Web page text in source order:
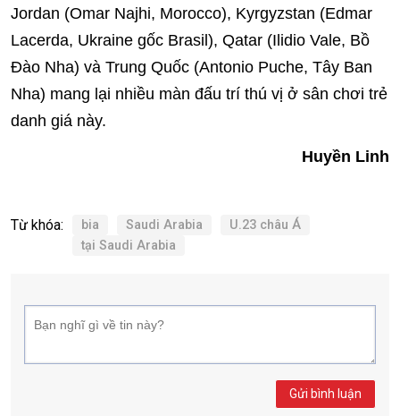
Jordan (Omar Najhi, Morocco), Kyrgyzstan (Edmar
Lacerda, Ukraine gốc Brasil), Qatar (Ilidio Vale, Bồ
Đào Nha) và Trung Quốc (Antonio Puche, Tây Ban
Nha) mang lại nhiều màn đấu trí thú vị ở sân chơi trẻ
danh giá này.
Huyền Linh
Từ khóa: bia Saudi Arabia
U.23 châu Á
tại Saudi Arabia
Gửi bình luận